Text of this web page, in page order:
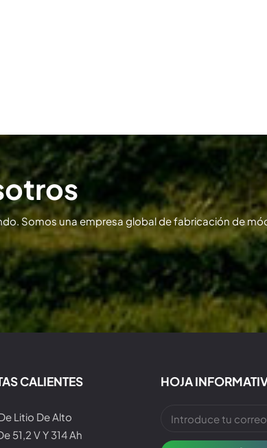
Somos una empresa global de fabricación de
CALIENTES
Litio De Alto
51,2 V Y 314 Ah
HOJA